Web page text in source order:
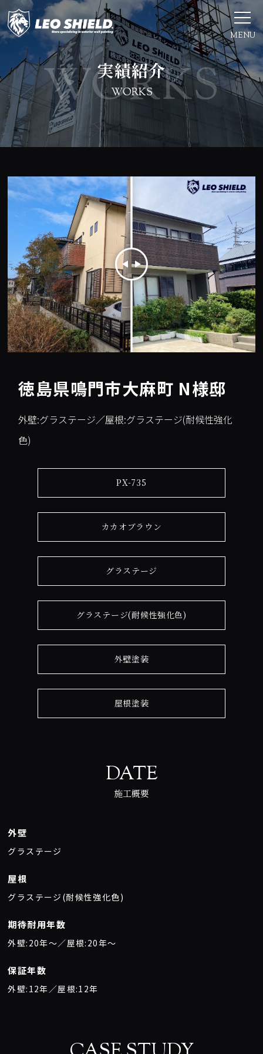
MENU
実績紹介
WORKS
徳島県鳴門市大麻町 N様邸
外壁:グラステージ／屋根:グラステージ(耐候性強化
色)
PX-735
カカオブラウン
グラステージ
グラステージ(耐候性強化色)
外壁塗装
屋根塗装
DATE
施工概要
外壁
グラステージ
屋根
グラステージ(耐候性強化色)
期待耐用年数
外壁:20年〜／屋根:20年〜
保証年数
外壁:12年／屋根:12年